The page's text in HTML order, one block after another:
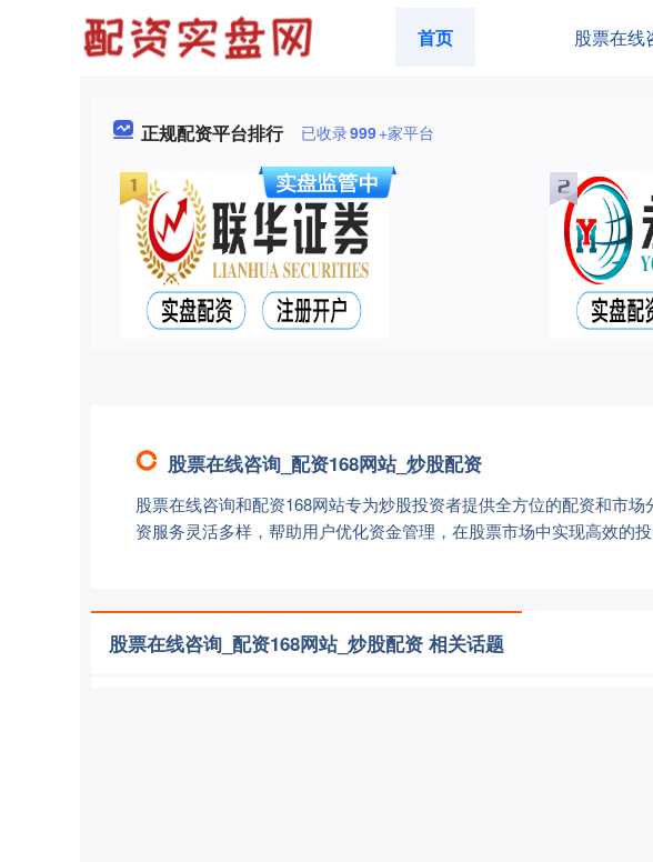
首页 股票在线
正规配资平台排行 已收录999+家平台
股票在线咨询_配资168网站_炒股配资
股票在线咨询和配资168网站专为炒股投资者提供全方位的配资和市
资服务灵活多样，帮助用户优化资金管理，在股票市场中实现高效的投
股票在线咨询_配资168网站_炒股配资 相关话题